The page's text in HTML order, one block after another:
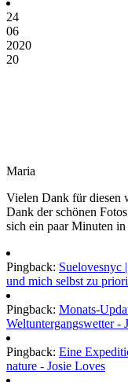
24
06
2020
20
Maria
Vielen Dank für diesen
Dank der schönen
sich ein paar Minuten
Pingback: Suelovesnyc
und mich selbst zu
Pingback: Monats-
Weltuntergangswetter -
Pingback: Eine
nature - Josie Loves